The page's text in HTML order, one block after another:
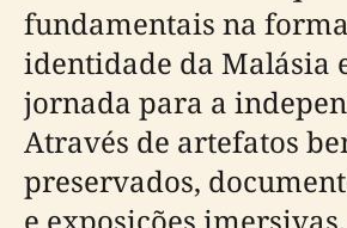
fundamentais na
identidade da Malásia
jornada para a
Através de artefatos
preservados,